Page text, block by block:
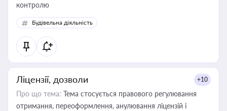
контролю
Будівельна діяльність
Ліцензії, дозволи +10
Про що тема: Тема стосується правового регулювання
отримання, переоформлення, анулювання ліцензій і